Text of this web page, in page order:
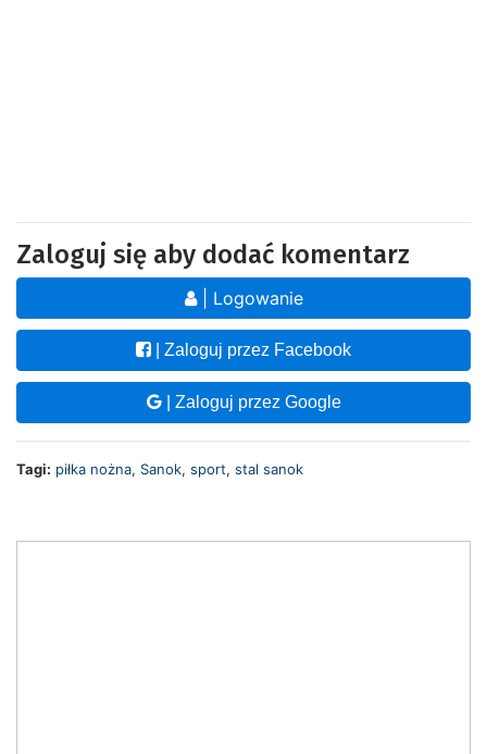
Zaloguj się aby dodać komentarz
| Logowanie
| Zaloguj przez Facebook
| Zaloguj przez Google
Tagi: piłka nożna, Sanok, sport, stal sanok